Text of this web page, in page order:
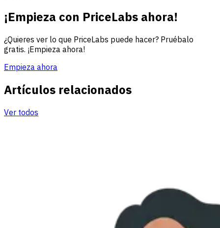
¡Empieza con PriceLabs ahora!
¿Quieres ver lo que PriceLabs puede hacer? Pruébalo
gratis. ¡Empieza ahora!
Empieza ahora
Artículos relacionados
Ver todos